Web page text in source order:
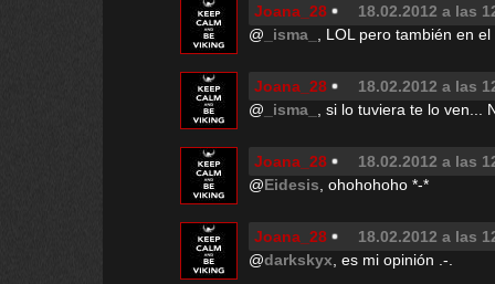
Joana_28
18.02.2012 a las
@ _isma_ , LOL pero también en
Joana_28
18.02.2012 a las
@ _isma_ , si lo tuviera te lo
Joana_28
18.02.2012 a las
@Eidesis , ohohohoho *-*
Joana_28
18.02.2012 a las
@darkskyx , es mi opinión .-.